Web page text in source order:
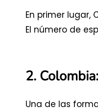
En primer lugar,
El número de
2.
Una de las